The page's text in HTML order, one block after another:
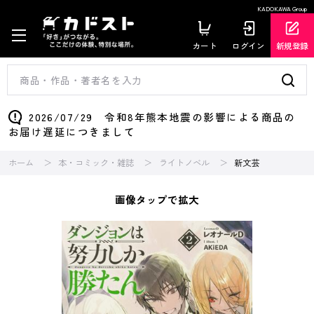
KADOKAWA Group
カート ログイン 新規登録
2026/07/29 令和8年熊本地震の影響による商品の
お届け遅延につきまして
ホーム 本・コミック・雑誌 ライトノベル 新文芸
画像タップで拡大